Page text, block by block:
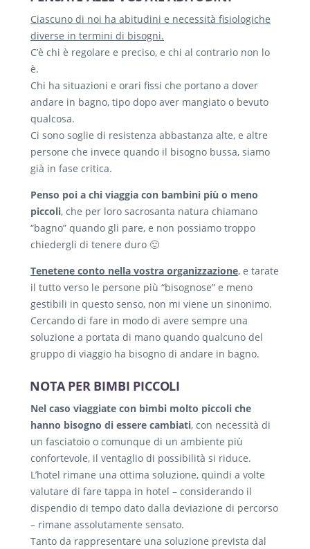
Ciascuno di noi ha abitudini e necessità fisiologiche
diverse in termini di bisogni.
C’è chi è regolare e preciso, e chi al contrario non lo
è.
Chi ha situazioni e orari fissi che portano a dover
andare in bagno, tipo dopo aver mangiato o bevuto
qualcosa.
Ci sono soglie di resistenza abbastanza alte, e altre
persone che invece quando il bisogno bussa, siamo
già in fase critica.
Penso poi a chi viaggia con bambini più o meno
piccoli, che per loro sacrosanta natura chiamano
“bagno” quando gli pare, e non possiamo troppo
chiedergli di tenere duro 🙂
Tenetene conto nella vostra organizzazione, e tarate
il tutto verso le persone più “bisognose” e meno
gestibili in questo senso, non mi viene un sinonimo.
Cercando di fare in modo di avere sempre una
soluzione a portata di mano quando qualcuno del
gruppo di viaggio ha bisogno di andare in bagno.
NOTA PER BIMBI PICCOLI
Nel caso viaggiate con bimbi molto piccoli che
hanno bisogno di essere cambiati, con necessità di
un fasciatoio o comunque di un ambiente più
confortevole, il ventaglio di possibilità si riduce.
L’hotel rimane una ottima soluzione, quindi a volte
valutare di fare tappa in hotel – considerando il
dispendio di tempo dato dalla deviazione di percorso
– rimane assolutamente sensato.
Tanto da rappresentare una soluzione prevista dal